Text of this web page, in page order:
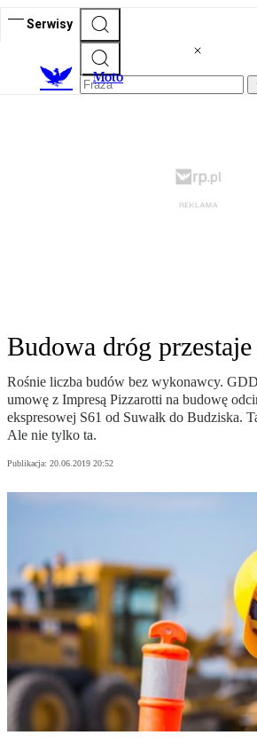
Serwisy
Moto
Budowa dróg przestaje
Rośnie liczba budów bez wykonawcy.
umowę z Impresą Pizzarotti na budowę
ekspresowej S61 od Suwałk do Budziska.
Ale nie tylko ta.
Publikacja: 20.06.2019 20:52